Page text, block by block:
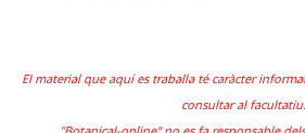
El material que aquí es traballa té caràcter
consultar al facultatiu.